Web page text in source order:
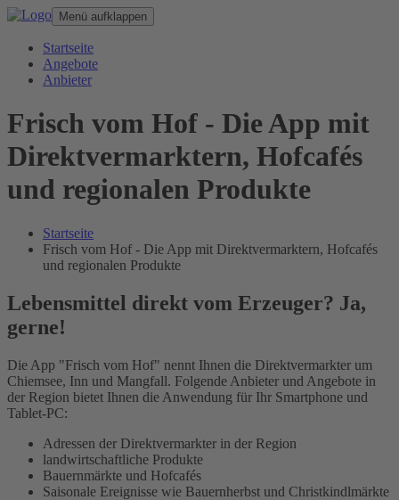
Menü aufklappen
Startseite
Angebote
Anbieter
Frisch vom Hof - Die App mit
Direktvermarktern, Hofcafés
und regionalen Produkte
Startseite
Frisch vom Hof - Die App mit Direktvermarktern, Hofcafés
und regionalen Produkte
Lebensmittel direkt vom Erzeuger? Ja,
gerne!
Die App "Frisch vom Hof" nennt Ihnen die Direktvermarkter um
Chiemsee, Inn und Mangfall. Folgende Anbieter und Angebote in
der Region bietet Ihnen die Anwendung für Ihr Smartphone und
Tablet-PC:
Adressen der Direktvermarkter in der Region
landwirtschaftliche Produkte
Bauernmärkte und Hofcafés
Saisonale Ereignisse wie Bauernherbst und Christkindlmärkte